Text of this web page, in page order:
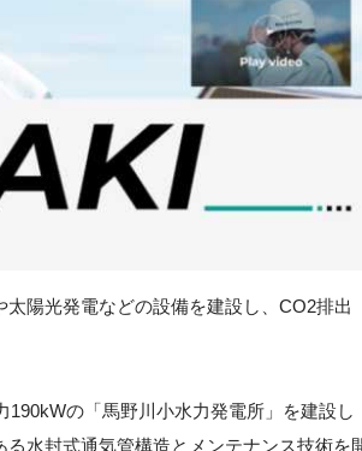
太陽光発電などの設備を建設し、CO2排出
の「馬野川小水力発電所」を建設し
水封式通気管構造とメンテナンス技術を